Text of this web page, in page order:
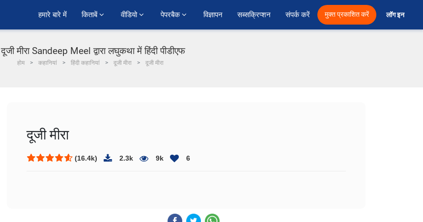
हमारे बारे में किताबें वीडियो पेपरबैक विज्ञापन सब्सक्रिप्शन संपर्क करें मुक्त प्रकाशित करें लॉग इन
दूजी मीरा Sandeep Meel द्वारा लघुकथा में हिंदी पीडीएफ
होम कहानियां हिंदी कहानियां दूजी मीरा दूजी मीरा
दूजी मीरा
(16.4k) 2.3k 9k 6